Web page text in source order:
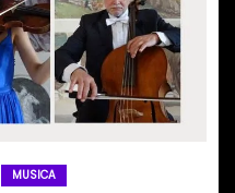
MUSICA